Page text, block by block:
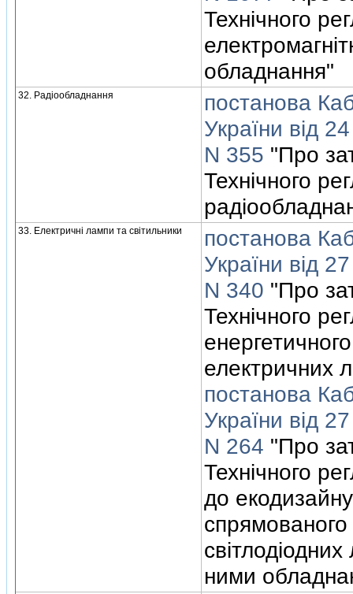
Технiчного
обладнання"
32. Радiообладнання
постанова
України вiд
N 355 "Про
Технiчного
33. Електричнi лампи та свiтильники
постанова
України вiд
N 340 "Про
Технiчного
електричних
постанова
України вiд
N 264 "Про
Технiчного
до
свiтлодiодних
ними